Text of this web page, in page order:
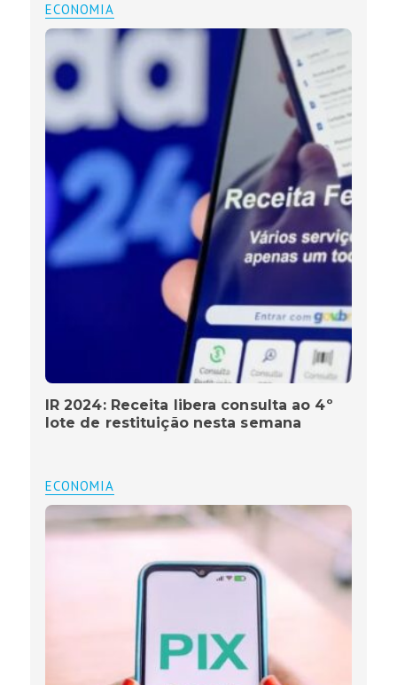
ECONOMIA
IR 2024: Receita libera consulta ao 4º
lote de restituição nesta semana
ECONOMIA